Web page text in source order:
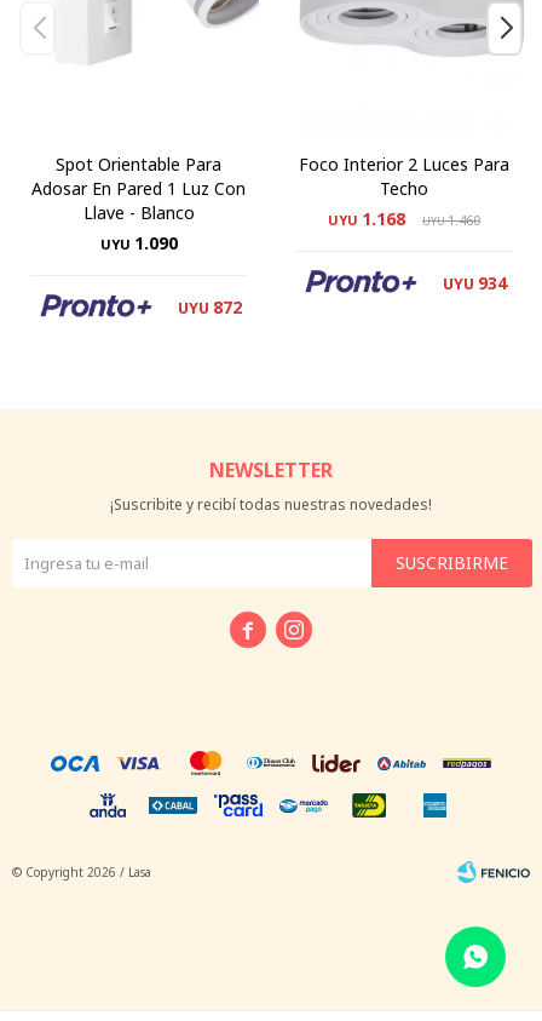
Spot Orientable Para
Adosar En Pared 1 Luz Con
Llave - Blanco
UYU 1.090
UYU 872
Foco Interior 2 Luces Para
Techo
UYU 1.168 UYU1.460
UYU 934
NEWSLETTER
¡Suscribite y recibí todas nuestras novedades!
SUSCRIBIRME
 
© Copyright 2026 / Lasa